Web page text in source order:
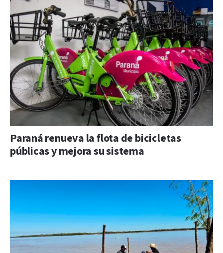
Paraná renueva la flota de bicicletas
públicas y mejora su sistema